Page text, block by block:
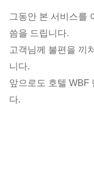
그동안 본 서비스를
씀을 드립니다.
고객님께 불편을 끼
니다.
앞으로도 호텔 WBF
다.